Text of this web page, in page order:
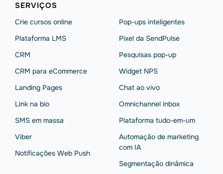
SERVIÇOS
Crie cursos online
Plataforma LMS
CRM
CRM para eCommerce
Landing Pages
Link na bio
SMS em massa
Viber
Notificações Web Push
Pop-ups inteligentes
Pixel da SendPulse
Pesquisas pop-up
Widget NPS
Chat ao vivo
Omnichannel inbox
Plataforma tudo-em-um
Automação de marketing
com IA
Segmentação dinâmica